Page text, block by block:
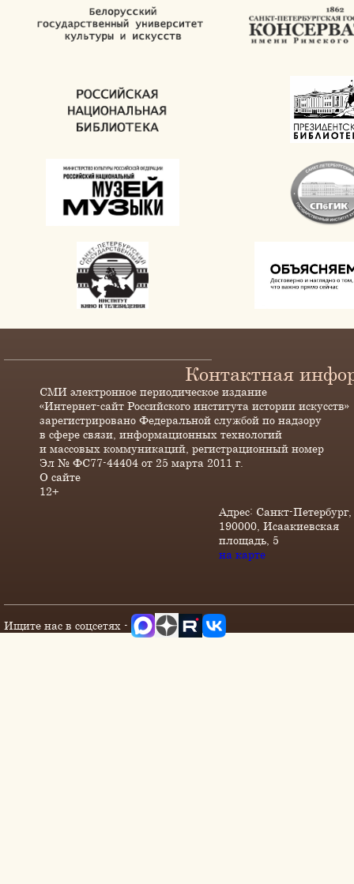
Контактная
СМИ электронное периодическое издание
«Интернет-сайт Российского института истории искусств»
зарегистрировано Федеральной службой по надзору
в сфере связи, информационных технологий
и массовых коммуникаций, регистрационный номер
Эл № ФС77-44404 от 25 марта 2011 г.
О сайте
12+
Адрес: Санкт-Петербург,
190000, Исаакиевская
площадь, 5
на карте
Ищите нас в соцсетях -